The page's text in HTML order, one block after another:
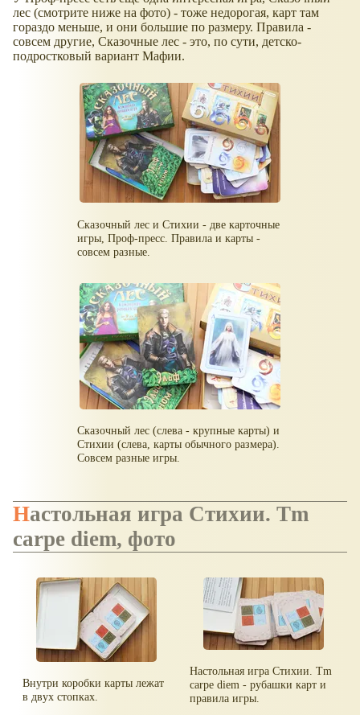
лес (смотрите ниже на фото) - тоже недорогая, карт там
гораздо меньше, и они большие по размеру. Правила -
совсем другие, Сказочные лес - это, по сути, детско-
подростковый вариант Мафии.
Сказочный лес и Стихии - две карточные
игры, Проф-пресс. Правила и карты -
совсем разные.
Сказочный лес (слева - крупные карты) и
Стихии (слева, карты обычного размера).
Совсем разные игры.
Настольная игра Стихии. Tm
carpe diem, фото
Внутри коробки карты лежат
в двух стопках.
Настольная игра Стихии. Tm
carpe diem - рубашки карт и
правила игры.